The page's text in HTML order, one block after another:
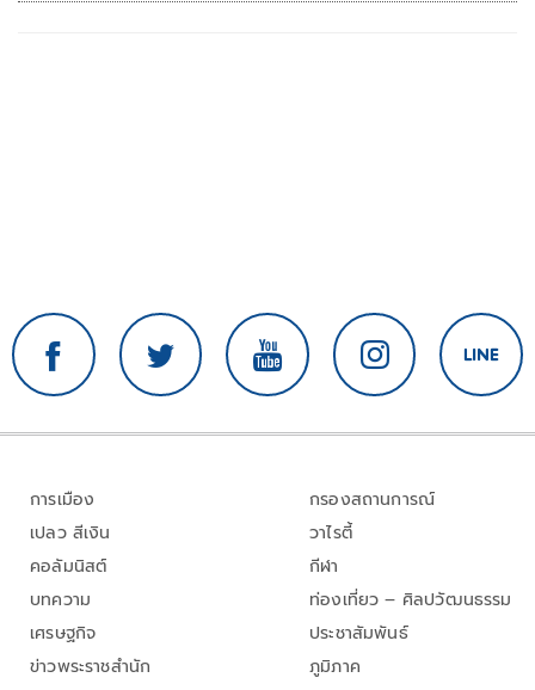
การเมือง
เปลว สีเงิน
คอลัมนิสต์
บทความ
เศรษฐกิจ
ข่าวพระราชสำนัก
กรองสถานการณ์
วาไรตี้
กีฬา
ท่องเที่ยว – ศิลปวัฒนธรรม
ประชาสัมพันธ์
ภูมิภาค